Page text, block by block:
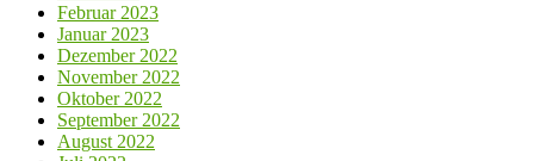
Februar 2023
Januar 2023
Dezember 2022
November 2022
Oktober 2022
September 2022
August 2022